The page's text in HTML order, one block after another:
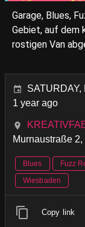
Garage, Blues,
Gebiet, auf dem
rostigen Van
SATURDAY,
1 year ago
Murnaustraße
Blues Fuzz
Wiesbaden
Copy link